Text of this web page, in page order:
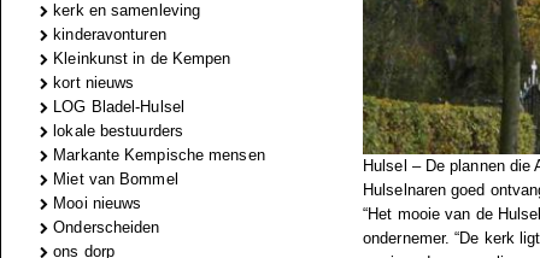
kerk en samenleving
kinderavonturen
Kleinkunst in de Kempen
kort nieuws
LOG Bladel-Hulsel
lokale bestuurders
Markante Kempische mensen
Miet van Bommel
Mooi nieuws
Onderscheiden
ons dorp
Hulsel – De plannen die
Hulselnaren goed
“Het mooie van de
ondernemer. “De kerk